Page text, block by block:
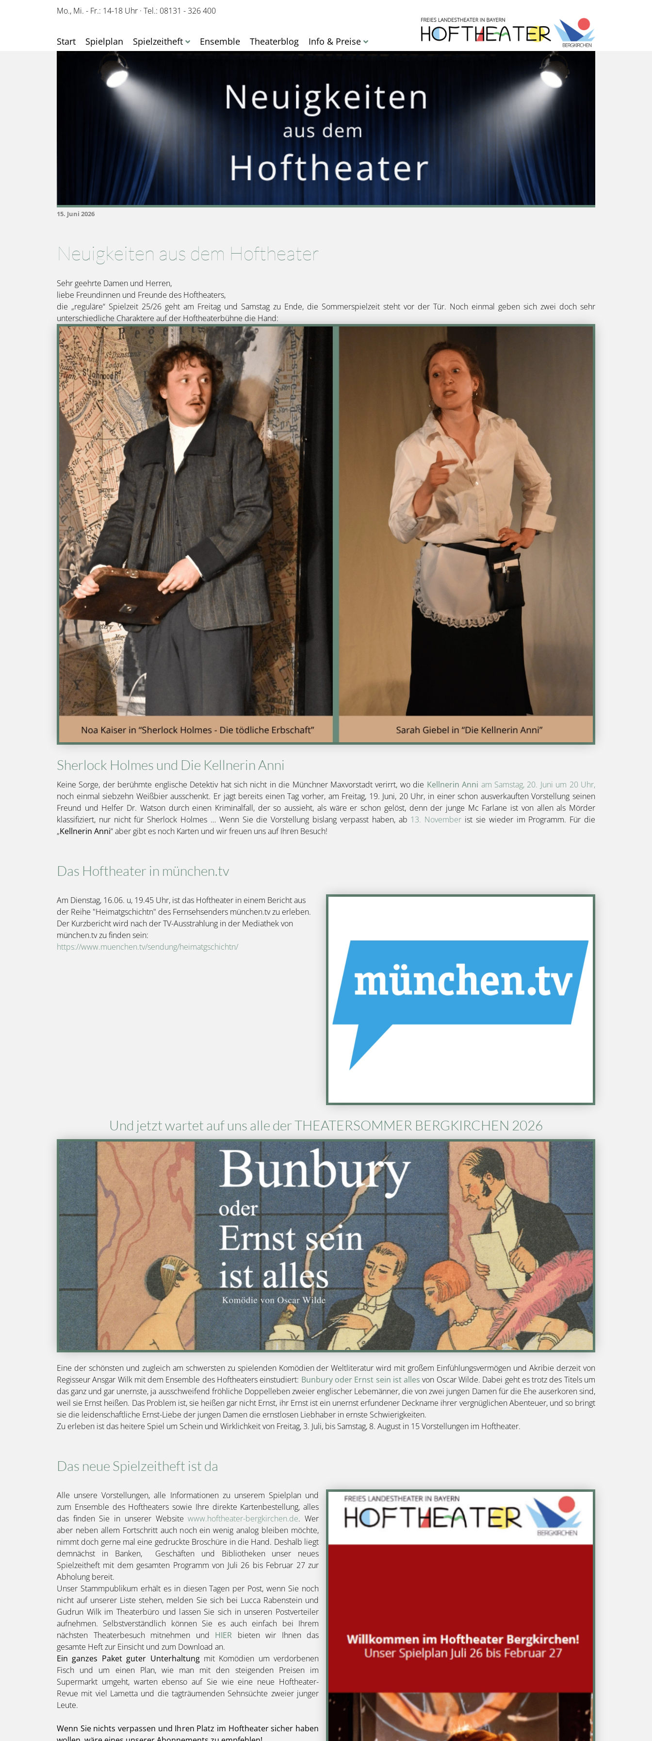
Mo., Mi. - Fr.: 14-18 Uhr · Tel.: 08131 - 326 400
Start Spielplan Spielzeitheft Ensemble Theaterblog Info & Preise
15. Juni 2026
Neuigkeiten aus dem Hoftheater
Sehr geehrte Damen und Herren,
liebe Freundinnen und Freunde des Hoftheaters,
die „reguläre“ Spielzeit 25/26 geht am Freitag und Samstag zu Ende, die Sommerspielzeit steht vor der Tür. Noch einmal geben sich zwei doch sehr
unterschiedliche Charaktere auf der Hoftheaterbühne die Hand:
Bild
Sherlock Holmes und Die Kellnerin Anni
Keine Sorge, der berühmte englische Detektiv hat sich nicht in die Münchner Maxvorstadt verirrt, wo die Kellnerin Anni am Samstag, 20. Juni um 20 Uhr,
noch einmal siebzehn Weißbier ausschenkt. Er jagt bereits einen Tag vorher, am Freitag, 19. Juni, 20 Uhr, in einer schon ausverkauften Vorstellung seinen
Freund und Helfer Dr. Watson durch einen Kriminalfall, der so aussieht, als wäre er schon gelöst, denn der junge Mc Farlane ist von allen als Mörder
klassifiziert, nur nicht für Sherlock Holmes … Wenn Sie die Vorstellung bislang verpasst haben, ab 13. November ist sie wieder im Programm. Für die
„Kellnerin Anni“ aber gibt es noch Karten und wir freuen uns auf Ihren Besuch!
Das Hoftheater in münchen.tv
Am Dienstag, 16.06. u, 19.45 Uhr, ist das Hoftheater in einem Bericht aus
der Reihe "Heimatgschichtn" des Fernsehsenders münchen.tv zu erleben.
Der Kurzbericht wird nach der TV-Ausstrahlung in der Mediathek von
münchen.tv zu finden sein:
https://www.muenchen.tv/sendung/heimatgschichtn/
Und jetzt wartet auf uns alle der THEATERSOMMER BERGKIRCHEN 2026
Bild
Eine der schönsten und zugleich am schwersten zu spielenden Komödien der Weltliteratur wird mit großem Einfühlungsvermögen und Akribie derzeit von
Regisseur Ansgar Wilk mit dem Ensemble des Hoftheaters einstudiert: Bunbury oder Ernst sein ist alles von Oscar Wilde. Dabei geht es trotz des Titels um
das ganz und gar unernste, ja ausschweifend fröhliche Doppelleben zweier englischer Lebemänner, die von zwei jungen Damen für die Ehe auserkoren sind,
weil sie Ernst heißen. Das Problem ist, sie heißen gar nicht Ernst, ihr Ernst ist ein unernst erfundener Deckname ihrer vergnüglichen Abenteuer, und so bringt
sie die leidenschaftliche Ernst-Liebe der jungen Damen die ernstlosen Liebhaber in ernste Schwierigkeiten.
Zu erleben ist das heitere Spiel um Schein und Wirklichkeit von Freitag, 3. Juli, bis Samstag, 8. August in 15 Vorstellungen im Hoftheater.
Das neue Spielzeitheft ist da
Alle unsere Vorstellungen, alle Informationen zu unserem Spielplan und
zum Ensemble des Hoftheaters sowie Ihre direkte Kartenbestellung, alles
das finden Sie in unserer Websitewww.hoftheater-bergkirchen.de. Wer
aber neben allem Fortschritt auch noch ein wenig analog bleiben möchte,
nimmt doch gerne mal eine gedruckte Broschüre in die Hand. Deshalb liegt
demnächst in Banken,
Geschäften und Bibliotheken unser neues
Spielzeitheft mit dem gesamten Programm von Juli 26 bis Februar 27 zur
Abholung bereit.
Unser Stammpublikum erhält es in diesen Tagen per Post, wenn Sie noch
nicht auf unserer Liste stehen, melden Sie sich bei Lucca Rabenstein und
Gudrun Wilk im Theaterbüro und lassen Sie sich in unseren Postverteiler
aufnehmen. Selbstverständlich können Sie es auch einfach bei Ihrem
nächsten Theaterbesuch mitnehmen und HIER bieten wir Ihnen das
gesamte Heft zur Einsicht und zum Download an.
Ein ganzes Paket guter Unterhaltungmit Komödien um verdorbenen
Fisch und um einen Plan, wie man mit den steigenden Preisen im
Supermarkt umgeht, warten ebenso auf Sie wie eine neue Hoftheater-
Revue mit viel Lametta und die tagträumenden Sehnsüchte zweier junger
Leute.
Wenn Sie nichts verpassen und Ihren Platz im Hoftheater sicher haben